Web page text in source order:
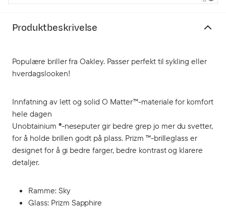
Produktbeskrivelse
Populære briller fra Oakley. Passer perfekt til sykling eller
hverdagslooken!
Innfatning av lett og solid O Matter™-materiale for komfort
hele dagen
Unobtainium ®-neseputer gir bedre grep jo mer du svetter,
for å holde brillen godt på plass. Prizm ™-brilleglass er
designet for å gi bedre farger, bedre kontrast og klarere
detaljer.
Ramme: Sky
Glass: Prizm Sapphire